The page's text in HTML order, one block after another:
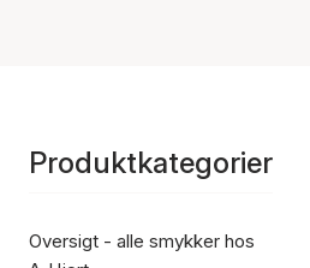
Produktkategorier
Oversigt - alle smykker hos